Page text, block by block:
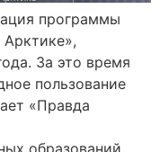
программы
За это время
пользование
«Правда